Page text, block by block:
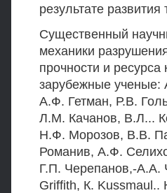
результате
Существенный
механики
прочности и ресурса
зарубежные ученые:
А.Ф. Гетман, Р.В.
Л.М. Качанов, В.Л...
Н.Ф. Морозов, В.В.
Романив, А.Ф.
Г.П. Черепанов,-A.A.
Griffith, К. Kussmaul..